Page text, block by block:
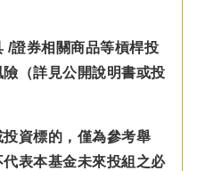
證券相關商品等槓桿投
（詳見公開說明書或投
資標的，僅為參考舉
表本基金未來投組之必